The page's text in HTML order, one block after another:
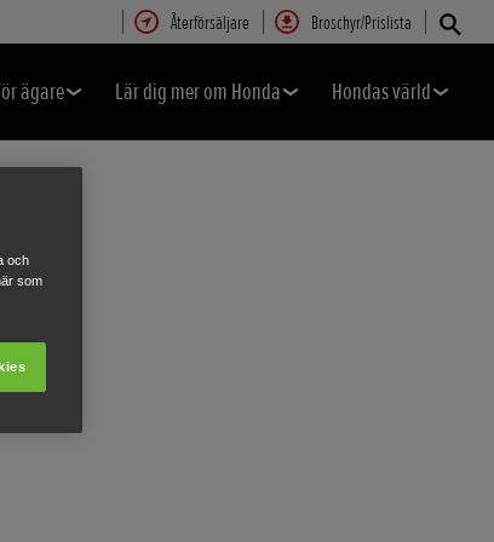
Återförsäljare Broschyr/Prislista
ägare Lär dig mer om Honda Hondas värld
och
som